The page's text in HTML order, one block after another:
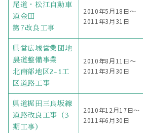
尾道・松江自動車
道金田
第7改良工事
2010年5月18日〜
2011年3月31日
県営広域営業団地
農道整備事業
北南部地区2-1工
区道路工事
2010年8月11日〜
2011年3月30日
県道梶田三良坂線
道路改良工事（3
期工事）
2010年12月17日〜
2011年6月30日